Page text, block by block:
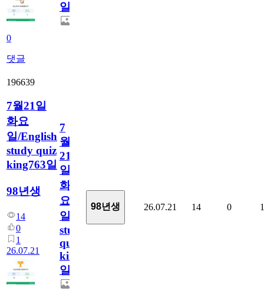
0
댓글
일
196639
7월21일
화요
일/English
study quiz
king763일
98년생
14
0
1
26.07.21
7
월
21
일
화
요
일/English
study
quiz
king763
일
98년생 26.07.21 14 0 1